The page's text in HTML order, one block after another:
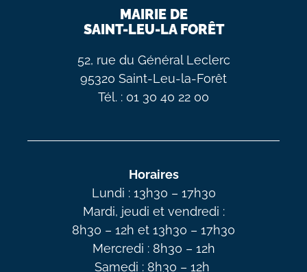
MAIRIE DE
SAINT-LEU-LA FORÊT
52, rue du Général Leclerc
95320 Saint-Leu-la-Forêt
Tél. : 01 30 40 22 00
Horaires
Lundi : 13h30 – 17h30
Mardi, jeudi et vendredi :
8h30 – 12h et 13h30 – 17h30
Mercredi : 8h30 – 12h
Samedi : 8h30 – 12h